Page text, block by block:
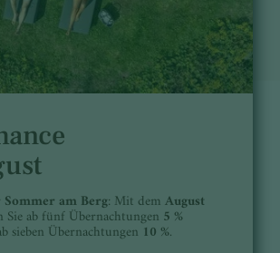
am Berg: Mit demAugust
Sie ab fünf Übernachtungen 5 %
sieben Übernachtungen 10 %.